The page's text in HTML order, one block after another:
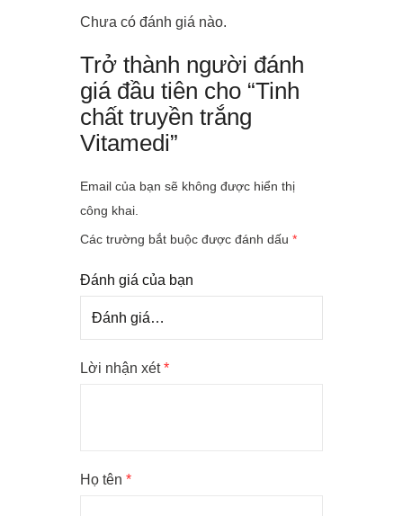
Chưa có đánh giá nào.
Trở thành người đánh
giá đầu tiên cho “Tinh
chất truyền trắng
Vitamedi”
Email của bạn sẽ không được hiển thị
công khai.
Các trường bắt buộc được đánh dấu *
Đánh giá của bạn
Lời nhận xét*
Họ tên *